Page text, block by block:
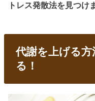
トレス発散法を見つけ
代謝を上げる
る！